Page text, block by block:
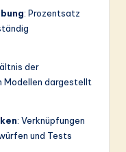
: Prozentsatz
der
Modellen dargestellt
: Verknüpfungen
und Tests